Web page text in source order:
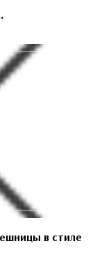
в стиле